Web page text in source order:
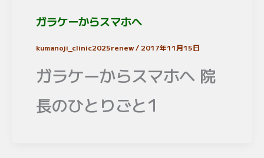
ガラケーからスマホへ
kumanoji_clinic2025renew/ 2017年11月15日
ガラケーからスマホへ 院
長のひとりごと1